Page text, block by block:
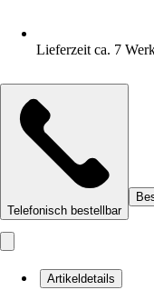
Lieferzeit ca. 7
Telefonisch bestellbar
Artikeldetails